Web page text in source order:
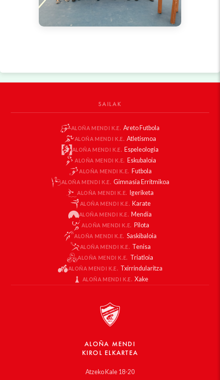
SAILAK
ALOÑA MENDI K.E. Areto Futbola
ALOÑA MENDI K.E. Atletismoa
ALOÑA MENDI K.E. Espeleologia
ALOÑA MENDI K.E. Eskubaloia
ALOÑA MENDI K.E. Futbola
ALOÑA MENDI K.E. Gimnasia Erritmikoa
ALOÑA MENDI K.E. Igeriketa
ALOÑA MENDI K.E. Karate
ALOÑA MENDI K.E. Mendia
ALOÑA MENDI K.E. Pilota
ALOÑA MENDI K.E. Saskibaloia
ALOÑA MENDI K.E. Tenisa
ALOÑA MENDI K.E. Triatloia
ALOÑA MENDI K.E. Txirrindularitza
ALOÑA MENDI K.E. Xake
ALOÑA MENDI
KIROL ELKARTEA
Atzeko Kale 18-20